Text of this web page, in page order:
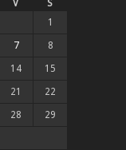
V
S
1
7 8
14 15
21 22
28 29